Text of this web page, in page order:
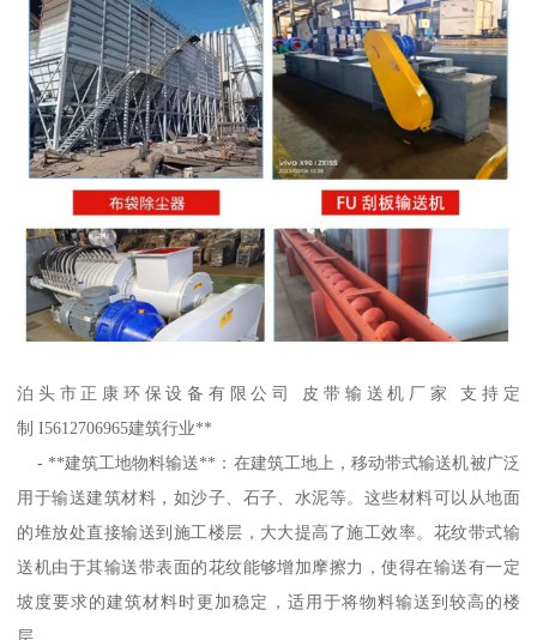
泊头市正康环保设备有限公司 皮带输送机厂家 支持定
制 I5612706965建筑行业**
- **建筑工地物料输送**：在建筑工地上，移动带式输送机被广泛
用于输送建筑材料，如沙子、石子、水泥等。这些材料可以从地面
的堆放处直接输送到施工楼层，大大提高了施工效率。花纹带式输
送机由于其输送带表面的花纹能够增加摩擦力，使得在输送有一定
坡度要求的建筑材料时更加稳定，适用于将物料输送到较高的楼
层。